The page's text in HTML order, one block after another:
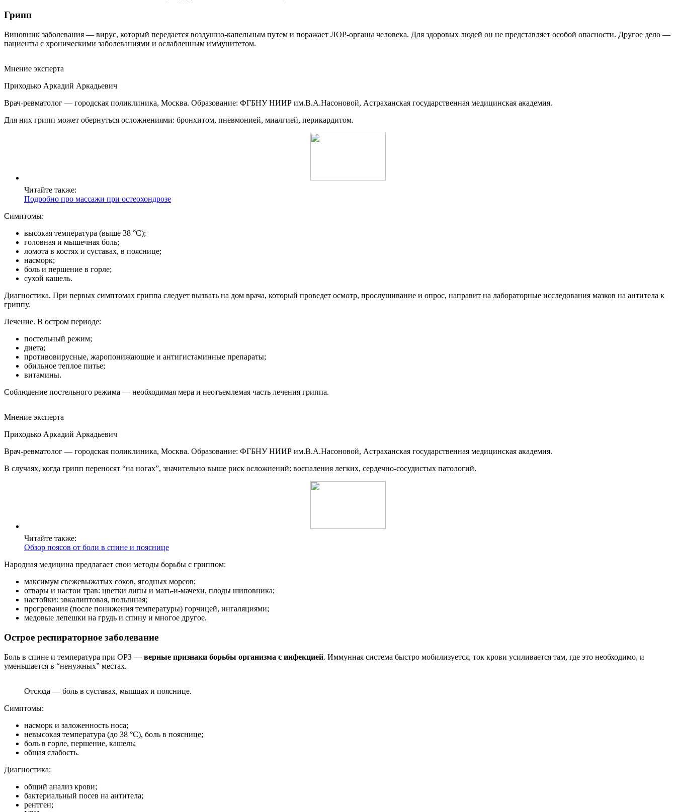
Грипп
Виновник заболевания — вирус, который передается воздушно-капельным путем и поражает ЛОР-органы человека. Для здоровых людей он не представляет особой опасности. Другое дело —
пациенты с хроническими заболеваниями и ослабленным иммунитетом.
Мнение эксперта
Приходько Аркадий Аркадьевич
Врач-ревматолог — городская поликлиника, Москва. Образование: ФГБНУ НИИР им.В.А.Насоновой, Астраханская государственная медицинская академия.
Для них грипп может обернуться осложнениями: бронхитом, пневмонией, миалгией, перикардитом.
Читайте также:
Подробно про массажи при остеохондрозе
Симптомы:
высокая температура (выше 38 °С);
головная и мышечная боль;
ломота в костях и суставах, в пояснице;
насморк;
боль и першение в горле;
сухой кашель.
Диагностика. При первых симптомах гриппа следует вызвать на дом врача, который проведет осмотр, прослушивание и опрос, направит на лабораторные исследования мазков на антитела к
гриппу.
Лечение. В остром периоде:
постельный режим;
диета;
противовирусные, жаропонижающие и антигистаминные препараты;
обильное теплое питье;
витамины.
Соблюдение постельного режима — необходимая мера и неотъемлемая часть лечения гриппа.
Мнение эксперта
Приходько Аркадий Аркадьевич
Врач-ревматолог — городская поликлиника, Москва. Образование: ФГБНУ НИИР им.В.А.Насоновой, Астраханская государственная медицинская академия.
В случаях, когда грипп переносят “на ногах”, значительно выше риск осложнений: воспаления легких, сердечно-сосудистых патологий.
Читайте также:
Обзор поясов от боли в спине и пояснице
Народная медицина предлагает свои методы борьбы с гриппом:
максимум свежевыжатых соков, ягодных морсов;
отвары и настои трав: цветки липы и мать-и-мачехи, плоды шиповника;
настойки: эвкалиптовая, полынная;
прогревания (после понижения температуры) горчицей, ингаляциями;
медовые лепешки на грудь и спину и многое другое.
Острое респираторное заболевание
Боль в спине и температура при ОРЗ — верные признаки борьбы организма с инфекцией. Иммунная система быстро мобилизуется, ток крови усиливается там, где это необходимо, и
уменьшается в “ненужных” местах.
Отсюда — боль в суставах, мышцах и пояснице.
Симптомы:
насморк и заложенность носа;
невысокая температура (до 38 °С), боль в пояснице;
боль в горле, першение, кашель;
общая слабость.
Диагностика:
общий анализ крови;
бактериальный посев на антитела;
рентген;